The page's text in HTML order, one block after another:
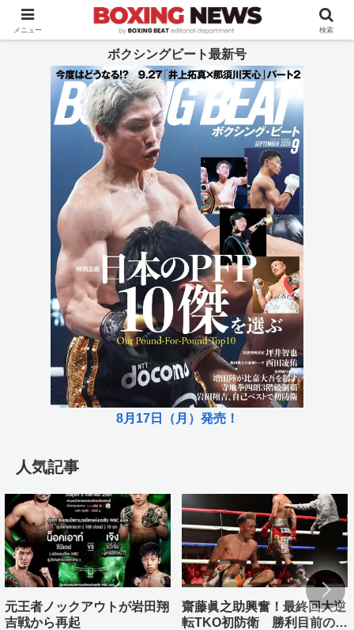
BOXING BEAT [ボクシング・ビート] 公式サイト
ボクシングビート最新号
8月17日（月）発売！
人気記事
元王者ノックアウトが岩田翔
吉戦から再起
齋藤眞之助興奮！最終回大逆
転TKO初防衛 勝利目前の村
メニュー 検索